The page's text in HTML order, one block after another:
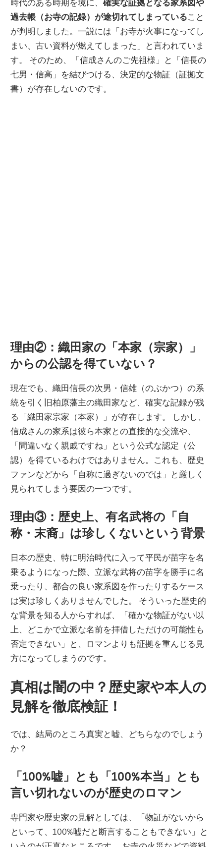
時代のある時期を境に、確実な証拠となる家系図や
過去帳（お寺の記録）が途切れてしまっていること
が判明しました。一説には「お寺が火事になってし
まい、古い資料が燃えてしまった」と言われていま
す。 そのため、「信成さんのご先祖様」と「信長の
七男・信高」を結びつける、決定的な物証（証拠文
書）が存在しないのです。
理由②：織田家の「本家（宗家）」
からの公認を得ていない？
現在でも、織田信長の次男・信雄（のぶかつ）の系
統を引く旧柏原藩主の織田家など、確実な記録が残
る「織田家宗家（本家）」が存在します。 しかし、
信成さんの家系は彼ら本家との直接的な交流や、
「間違いなく親戚ですね」という公式な認定（公
認）を得ているわけではありません。これも、歴史
ファンなどから「自称に過ぎないのでは」と厳しく
見られてしまう要因の一つです。
理由③：歴史上、有名武将の「自
称・末裔」は珍しくないという背景
日本の歴史、特に明治時代に入って平民が苗字を名
乗るようになった際、立派な武将の苗字を勝手に名
乗ったり、都合の良い家系図を作ったりするケース
は実は珍しくありませんでした。 そういった歴史的
な背景を知る人からすれば、「確かな物証がない以
上、どこかで立派な名前を拝借しただけの可能性も
否定できない」と、ロマンよりも証拠を重んじる見
方になってしまうのです。
真相は闇の中？歴史家や本人の
見解を徹底検証！
では、結局のところ真実と嘘、どちらなのでしょう
か？
「100%嘘」とも「100%本当」とも
言い切れないのが歴史のロマン
専門家や歴史家の見解としては、「物証がないから
といって、100%嘘だと断言することもできない」と